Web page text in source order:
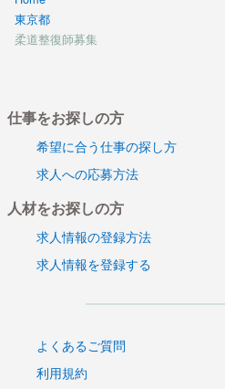
東京都
柔道整復師募集
仕事をお探しの方
希望に合う仕事の探し方
求人への応募方法
人材をお探しの方
求人情報の登録方法
求人情報を登録する
よくあるご質問
利用規約